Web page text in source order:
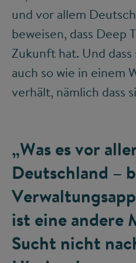
und vor allem
beweisen, dass Deep
Zukunft hat. Und
auch so wie in einem
verhält, nämlich dass
„Was es vor
Deutschland –
ist eine andere
Sucht nicht